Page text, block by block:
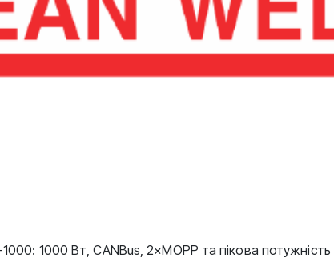
1000 Вт, CANBus, 2×MOPP та пікова потужність